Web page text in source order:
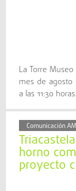
La Torre
mes de agosto
a las 11:30
Comunicación
horno
proyecto